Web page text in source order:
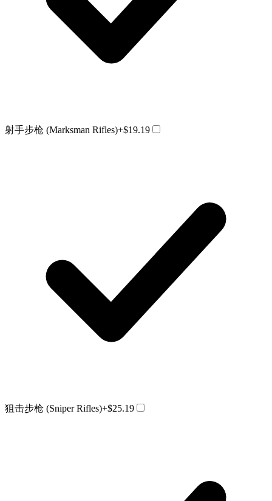
射手步枪 (Marksman Rifles)+$19.19
狙击步枪 (Sniper Rifles)+$25.19